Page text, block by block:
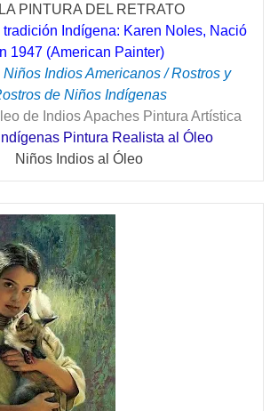
PINTURA DEL RETRATO
tradición Indígena: Karen Noles, Nació
1947 (American Painter)
Indios Americanos / Rostros y
de Niños Indígenas
de Indios Apaches Pintura Artística
Pintura Realista al Óleo
Niños Indios al Óleo